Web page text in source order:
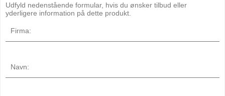
Udfyld nedenstående formular, hvis du ønsker tilbud eller
yderligere information på dette produkt.